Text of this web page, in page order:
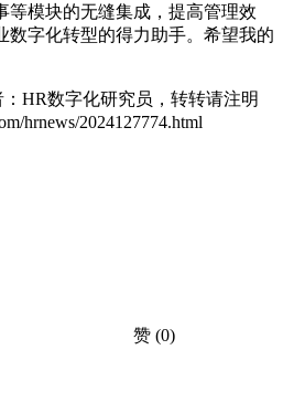
等模块的无缝集成，提高管理效
数字化转型的得力助手。希望我的
HR数字化研究员，转转请注明
hrnews/2024127774.html
赞 (0)